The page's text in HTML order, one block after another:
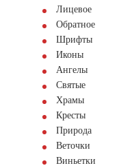
Лицевое
Обратное
Шрифты
Иконы
Ангелы
Святые
Храмы
Кресты
Природа
Веточки
Виньетки